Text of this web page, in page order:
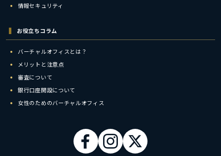
情報セキュリティ
お役立ちコラム
バーチャルオフィスとは？
メリットと注意点
審査について
銀行口座開設について
女性のためのバーチャルオフィス